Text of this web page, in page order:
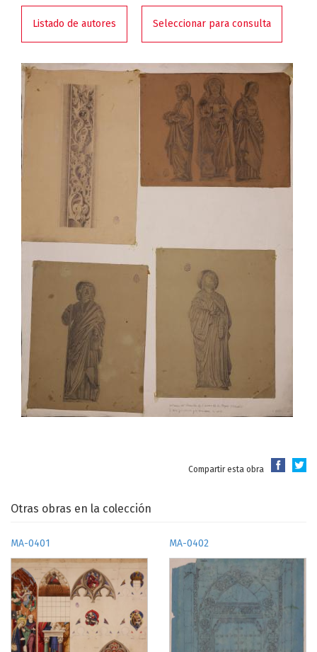
Listado de autores Seleccionar para consulta
Compartir esta obra
Otras obras en la colección
MA-0401 MA-0402